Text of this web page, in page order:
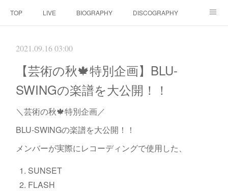
TOP LIVE BIOGRAPHY DISCOGRAPHY
2021.09.16 03:00
【芸術の秋🍁特別企画】BLU-
SWINGの楽譜を大公開！！
＼芸術の秋🍁特別企画／
BLU-SWINGの楽譜を大公開！！
メンバーが実際にレコーディングで使用した、
SUNSET
FLASH